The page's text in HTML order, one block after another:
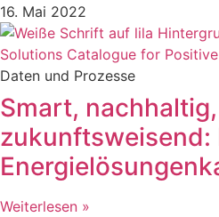
16. Mai 2022
Daten und Prozesse
Smart, nachhaltig,
zukunftsweisend:
Weiterlesen »